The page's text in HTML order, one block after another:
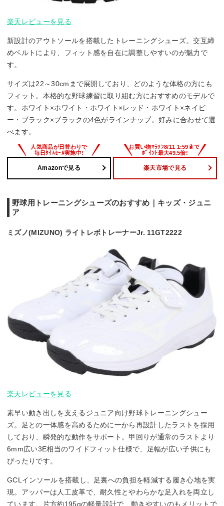
楽天レビューを見る
新設計のアウトソールを搭載したトレーニングシューズ。交互締
めベルトにより、フィット感を自在に調整しやすいのが魅力で
す。
サイズは22～30cmまで展開しており、どのような体格の方にも
フィット。本格的な野球練習に取り組む方におすすめのモデルで
す。ホワイト×ホワイト・ホワイト×レッド・ホワイト×ネイビ
ー・ブラック×ブラックの4色がラインナップ。好みに合わせて選
べます。
Amazonで見る 楽天市場で見る
野球用トレーニングシューズのおすすめ｜キッズ・ジュニ
ア
ミズノ(MIZUNO) ライトレボトレーナーJr. 11GT2222
楽天レビューを見る
素早い動き出しを支えるジュニア向け野球トレーニングシュー
ズ。足との一体感を高めるために一から再設計したラストを採用
しており、瞬発的な動作をサポート。甲回りが通常のラストより
6mm広い3E相当のワイドフィット仕様で、足幅が広い子供にも
ぴったりです。
GCLインソールを搭載し、足裏への負担を軽減する履き心地を実
現。アッパーは人工皮革で、耐久性とやわらかな足入れを両立し
ています。片方約195gの軽量設計で、動きやすいのもメリットで